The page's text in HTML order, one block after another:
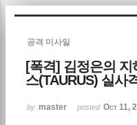
공격 미사일
[폭격] 김정은의 지
스(TAURUS) 실사
by master posted Oct 11,